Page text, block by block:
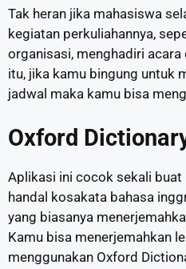
Tak heran jika mahasiswa
kegiatan perkuliahannya,
organisasi, menghadiri acara
itu, jika kamu bingung untuk
jadwal maka kamu bisa
Oxford
Aplikasi ini cocok sekali
handal kosakata bahasa
yang biasanya
Kamu bisa menerjemahkan
menggunakan Oxford